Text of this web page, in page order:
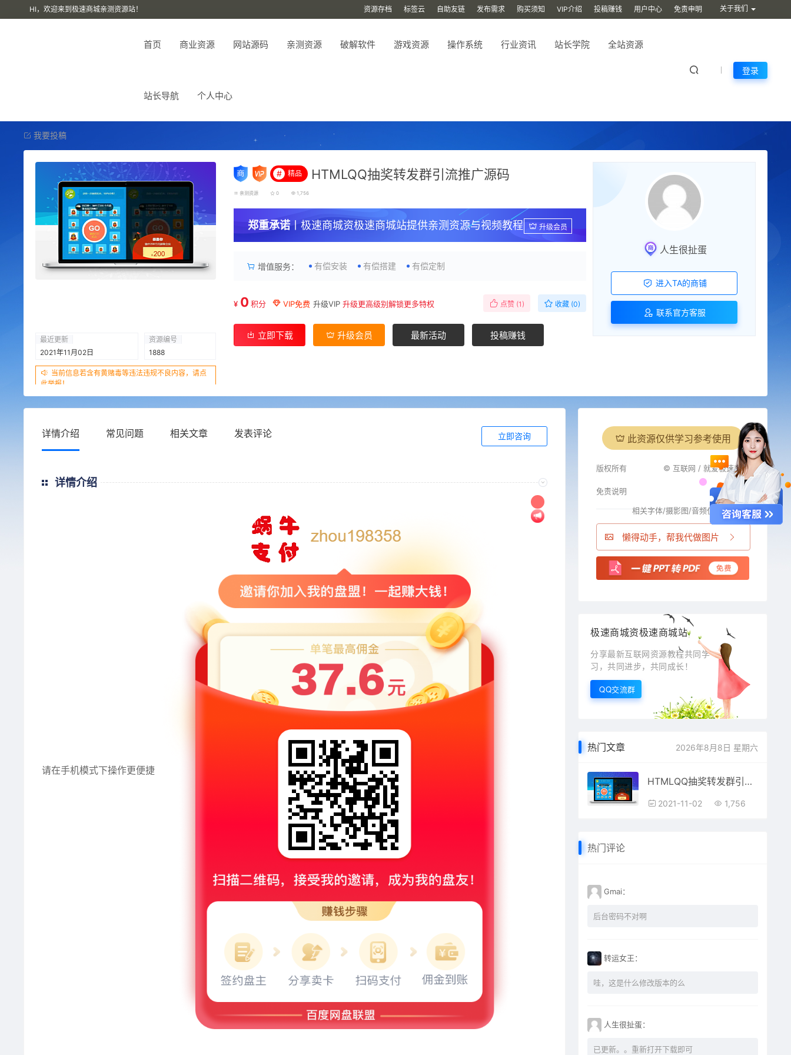
HI，欢迎来到极速商城亲测资源站！ 资源存档 标签云 自助友链 发布需求 购买须知 VIP介绍 投稿赚钱 用户中心 免责申明 关于我们
首页 商业资源 网站源码 亲测资源 破解软件 游戏资源 操作系统 行业资讯 站长学院 全站资源
站长导航 个人中心
登录
我要投稿
最近更新
2021年11月02日
资源编号
1888
当前信息若含有黄赌毒等违法违规不良内容，请点
此举报！
# 精品 HTMLQQ抽奖转发群引流推广源码
亲测资源 0 1,756
郑重承诺丨极速商城资极速商城站提供亲测资源与视频教程 升级会员
增值服务： 有偿安装 有偿搭建 有偿定制
¥ 0 积分 VIP免费 升级VIP 升级更高级别解锁更多特权 点赞 (1) 收藏 (0)
立即下载 升级会员 最新活动 投稿赚钱
人生很扯蛋
进入TA的商铺
联系官方客服
详情介绍 常见问题 相关文章 发表评论 立即咨询
详情介绍
请在手机模式下操作更便捷
此资源仅供学习参考使用
版权所有 © 互联网 / 就爱极速商城
免责说明
相关字体/摄影图/音频仅供参考 i
懒得动手，帮我代做图片
极速商城资极速商城站
分享最新互联网资源教程共同学
习，共同进步，共同成长！
QQ交流群
热门文章 2026年8月8日 星期六
HTMLQQ抽奖转发群引流推广源码
2021-11-02 1,756
热门评论
Gmai：
后台密码不对啊
转运女王：
哇，这是什么修改版本的么
人生很扯蛋：
已更新。。重新打开下载即可